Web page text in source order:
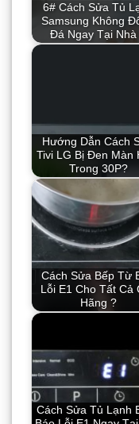
6# Cách Sửa Tủ
Samsung Không
Đá Ngay Tại Nhà
Hướng Dẫn Cách
Tivi LG Bị Đen Màn
Trong 30P?
Cách Sửa Bếp Từ
Lỗi E1 Cho Tất Cả
Hãng ?
Cách Sửa Tủ Lạnh